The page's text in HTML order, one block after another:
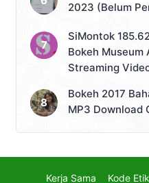
2023 (Belum
SiMontok
Bokeh Museum
Streaming
Bokeh 2017
MP3 Download
Kerja Sama Kode Etik